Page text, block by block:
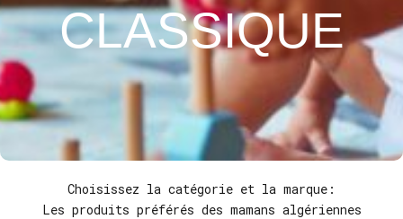
CLASSIQUE
Choisissez la catégorie et la marque:
Les produits préférés des mamans algériennes